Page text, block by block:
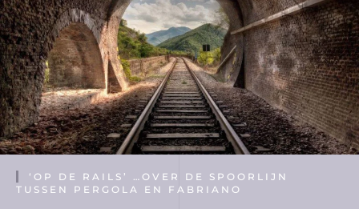
‘OP DE RAILS’ …OVER DE SPOORLIJN
TUSSEN PERGOLA EN FABRIANO